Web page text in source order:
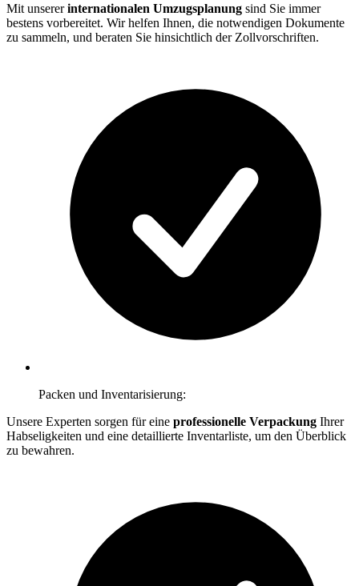
Mit unsererinternationalen Umzugsplanung sind Sie immer
bestens vorbereitet. Wir helfen Ihnen, die notwendigen Dokumente
zu sammeln, und beraten Sie hinsichtlich der Zollvorschriften.
Packen und Inventarisierung:
Unsere Experten sorgen für eine professionelle Verpackung Ihrer
Habseligkeiten und eine detaillierte Inventarliste, um den Überblick
zu bewahren.